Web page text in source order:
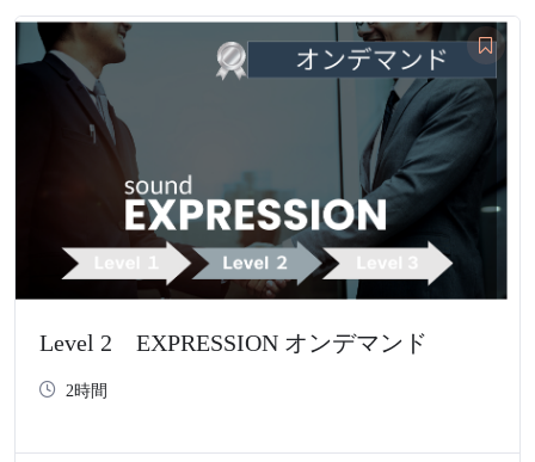
Level 2 EXPRESSION オンデマンド
2時間